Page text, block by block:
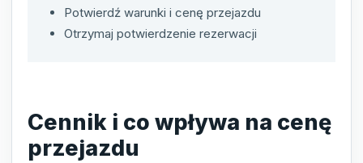
Potwierdź warunki i cenę przejazdu
Otrzymaj potwierdzenie rezerwacji
Cennik i co wpływa na cenę
przejazdu